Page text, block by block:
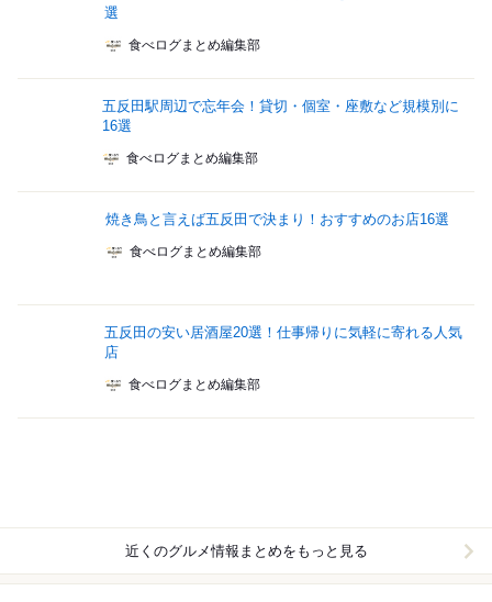
選
食べログまとめ編集部
五反田駅周辺で忘年会！貸切・個室・座敷など規模別に
16選
食べログまとめ編集部
焼き鳥と言えば五反田で決まり！おすすめのお店16選
食べログまとめ編集部
五反田の安い居酒屋20選！仕事帰りに気軽に寄れる人気
店
食べログまとめ編集部
近くのグルメ情報まとめをもっと見る